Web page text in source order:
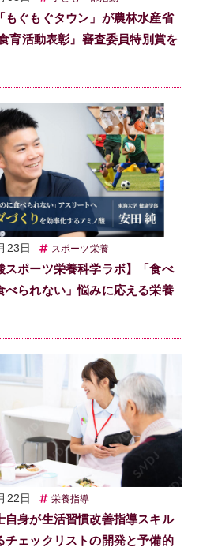
もぐもぐタウン」が農林水産省
食育活動表彰』審査委員特別賞を
23日 スポーツ栄養
スポーツ栄養科学ラボ】「食べ
べられない」悩みに応える栄養
22日 栄養指導
自身が生活習慣改善指導スキル
チェックリストの開発と予備的